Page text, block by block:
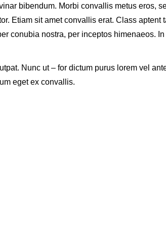
bibendum. Morbi convallis metus eros,
Etiam sit amet convallis erat. Class aptent
conubia nostra, per inceptos himenaeos. In
Nunc ut – for dictum purus lorem vel
eget ex convallis.